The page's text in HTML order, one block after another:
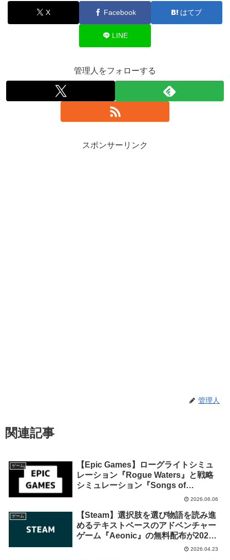
X Facebook はてブ
LINE
管理人をフォローする
スポンサーリンク
管理人
関連記事
ゲーム
【Epic Games】ローグライトシミュ
レーション『Rogue Waters』と戦略
シミュレーション『Songs of
Conquest』が来週2026年6月12日午
始！
2026.06.06
ゲーム
【Steam】選択肢を選び物語を読み進
めるテキストベースのアドベンチャー
ゲーム『Aeonic』の無料配布が2026
年4月30日午前6時までの期間限定で開
2026.04.23